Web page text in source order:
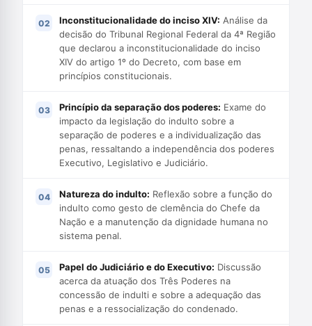
Inconstitucionalidade do inciso XIV: Análise da
decisão do Tribunal Regional Federal da 4ª Região
que declarou a inconstitucionalidade do inciso
XIV do artigo 1º do Decreto, com base em
princípios constitucionais.
Princípio da separação dos poderes: Exame do
impacto da legislação do indulto sobre a
separação de poderes e a individualização das
penas, ressaltando a independência dos poderes
Executivo, Legislativo e Judiciário.
Natureza do indulto: Reflexão sobre a função do
indulto como gesto de clemência do Chefe da
Nação e a manutenção da dignidade humana no
sistema penal.
Papel do Judiciário e do Executivo: Discussão
acerca da atuação dos Três Poderes na
concessão de indulti e sobre a adequação das
penas e a ressocialização do condenado.